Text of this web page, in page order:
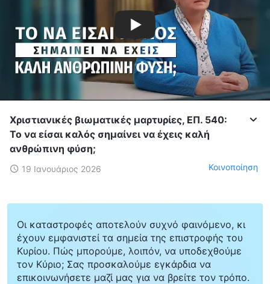
Χριστιανικές βιωματικές μαρτυρίες, ΕΠ. 540:
Το να είσαι καλός σημαίνει να έχεις καλή
ανθρώπινη φύση;
19 Ιανουάριος 2026 Κοινοποίηση
Οι καταστροφές αποτελούν συχνό φαινόμενο, κι
έχουν εμφανιστεί τα σημεία της επιστροφής του
Κυρίου. Πώς μπορούμε, λοιπόν, να υποδεχθούμε
τον Κύριο; Σας προσκαλούμε εγκάρδια να
επικοινωνήσετε μαζί μας για να βρείτε τον τρόπο.